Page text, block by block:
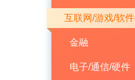
互联网/游戏/软件
金融
电子/通信/硬件